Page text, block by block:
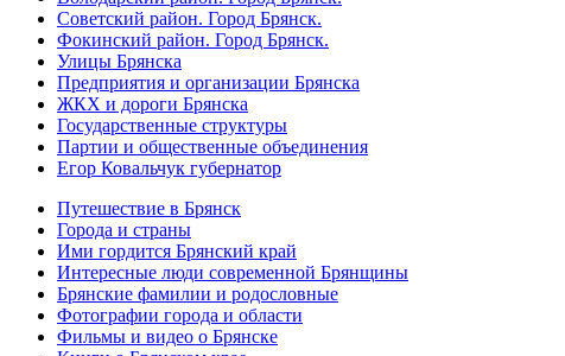
Советский район. Город Брянск.
Фокинский район. Город Брянск.
Улицы Брянска
Предприятия и организации Брянска
ЖКХ и дороги Брянска
Государственные структуры
Партии и общественные объединения
Егор Ковальчук губернатор
Путешествие в Брянск
Города и страны
Ими гордится Брянский край
Интересные люди современной Брянщины
Брянские фамилии и родословные
Фотографии города и области
Фильмы и видео о Брянске